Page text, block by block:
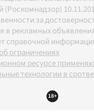
за
в рекламных
справочной
ограничениях
ресурсе
технологии в
18+